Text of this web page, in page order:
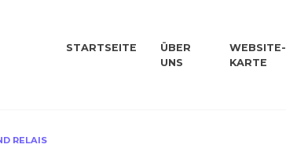
STARTSEITE
ÜBER
UNS
WEBSITE-
KARTE
RELAIS